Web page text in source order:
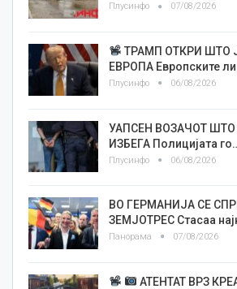
Плусинфо 07/08/2026
ТРАМП ОТКРИ ШТО
ЕВРОПА Европските
Плусинфо 06/08/2026
УАПСЕН ВОЗАЧОТ
ИЗБЕГА Полицијата
Плусинфо 06/08/2026
ВО ГЕРМАНИЈА СЕ
ЗЕМЈОТРЕС Стасаа
Панорама 07/08/2026
АТЕНТАТ ВРЗ